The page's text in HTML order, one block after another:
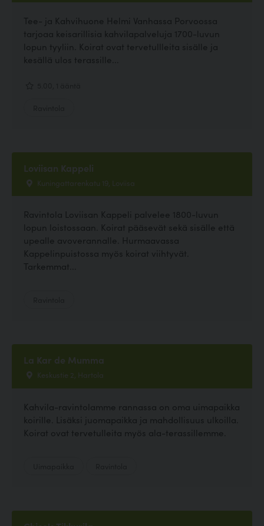
Tee- ja Kahvihuone Helmi Vanhassa Porvoossa
tarjoaa keisarillisia kahvilapalveluja 1700-luvun
lopun tyyliin. Koirat ovat tervetullleita sisälle ja
kesällä ulos terassille...
Loviisan Kappeli
Kuningattarenkatu 19, Loviisa
Ravintola Loviisan Kappeli palvelee 1800-luvun
lopun loistossaan. Koirat pääsevät sekä sisälle että
upealle avoverannalle. Hurmaavassa
Kappelinpuistossa myös koirat viihtyvät.
Tarkemmat...
La Kar de Mumma
Keskustie 2, Hartola
Kahvila-ravintolamme rannassa on oma uimapaikka
koirille. Lisäksi juomapaikka ja mahdollisuus ulkoilla.
Koirat ovat tervetulleita myös ala-terassillemme.